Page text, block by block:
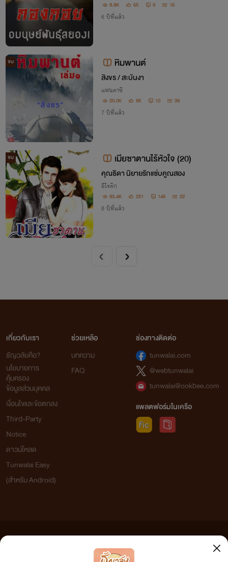
8.9K 65 9 16
6 ปีที่แล้ว
จบ หิมพานต์
สิงขร / สะบันงา
แฟนตาซี
20.0K 95 10 39
7 ปีที่แล้ว
จบ เมียซาตานไร้หัวใจ (20)
คุณธิดา นิยายรักแซ่บคูณสอง
อีโรติก
83.4K 251 145 22
8 ปีที่แล้ว
เกี่ยวกับเรา
ธัญวลัยคือ?
นโยบายการ
คุ้มครอง
ข้อมูลส่วนบุคคล
เงื่อนไขและข้อตกลง
Third-Party
Notice
ดาวน์โหลด
Tunwalai Easy
(สำหรับ Android)
ช่วยเหลือ
บทความ
FAQ
ช่องทางติดต่อ
tunwalai.com
@webtunwalai
tunwalai@ookbee.com
แพลตฟอร์มในเครือ
เว็บไซต์แห่งนี้ไม่ได้เห็นด้วยและไม่ขอรับผิดชอบต่อข้อความใดๆ ทั้งสิ้น ดังนั้นผู้อ่านทุกท่านโปรดใช้